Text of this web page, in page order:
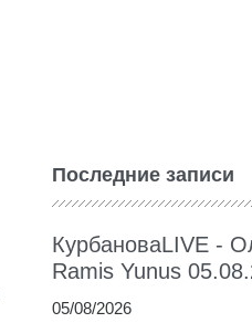
Последние записи
КурбановаLIVE -
Ramis Yunus
05/08/2026